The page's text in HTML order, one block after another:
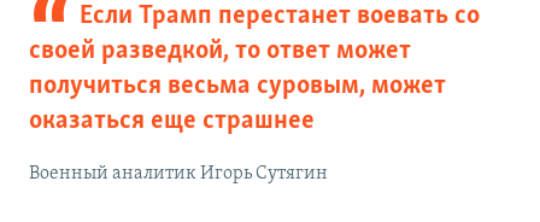
Если Трамп перестанет воевать со
своей разведкой, то ответ может
получиться весьма суровым, может
оказаться еще страшнее
Военный аналитик Игорь Сутягин